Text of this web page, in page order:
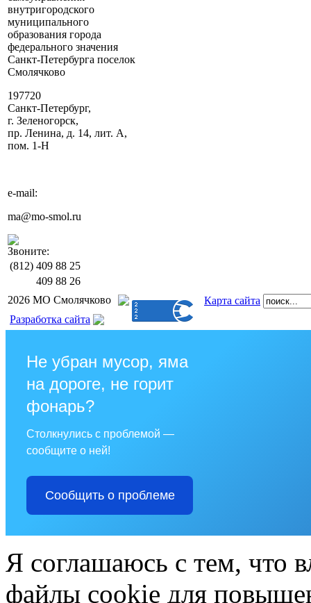
внутригородского
муниципального
образования города
федерального значения
Санкт-Петербурга поселок
Смолячково
197720
Санкт-Петербург,
г. Зеленогорск,
пр. Ленина, д. 14, лит. А,
пом. 1-Н
e-mail:
ma@mo-smol.ru
Звоните:
(812) 409 88 25
409 88 26
2026 МО Смолячково
Карта сайта
Разработка сайта
Не убран мусор, яма
на дороге, не горит
фонарь?
Столкнулись с проблемой —
сообщите о ней!
Сообщить о проблеме
Я соглашаюсь с тем, что
файлы cookie для